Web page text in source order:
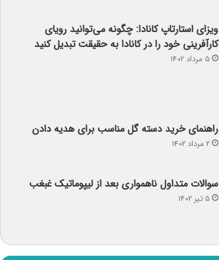
ویزای استارتاپ کانادا: چگونه می‌توانید رویای
کارآفرینی خود را در کانادا به حقیقت تبدیل کنید
۵ مرداد ۱۴۰۲
راهنمای خرید دسته گل مناسب برای هدیه دادن
۲ مرداد ۱۴۰۲
سوالات متداول ناهمواری بعد از لیپوماتیک غبغب
۵ تیر ۱۴۰۲